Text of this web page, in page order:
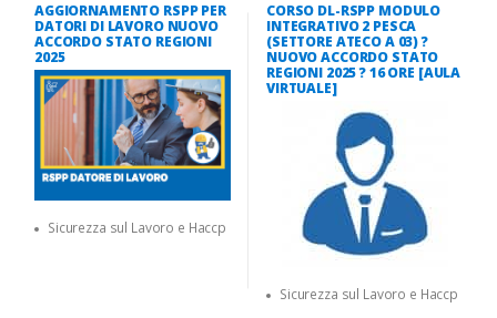
AGGIORNAMENTO RSPP PER
DATORI DI LAVORO NUOVO
ACCORDO STATO REGIONI
2025
Sicurezza sul Lavoro e Haccp
CORSO DL-RSPP MODULO
INTEGRATIVO 2 PESCA
(SETTORE ATECO A 03) ?
NUOVO ACCORDO STATO
REGIONI 2025 ? 16 ORE [AULA
VIRTUALE]
Sicurezza sul Lavoro e Haccp